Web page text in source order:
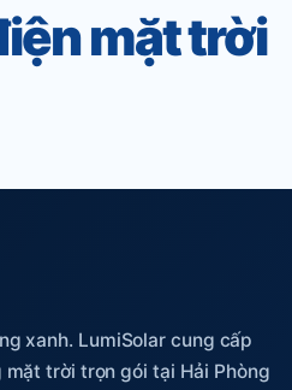
mặt trời
xanh. LumiSolar cung cấp
trời trọn gói tại Hải Phòng